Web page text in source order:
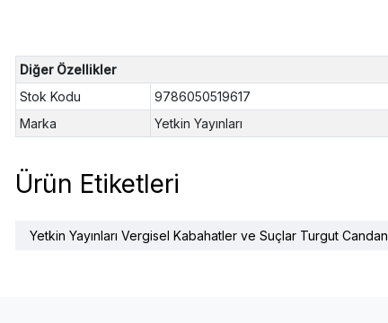
Diğer Özellikler
Stok Kodu
9786050519617
Marka
Yetkin Yayınları
Ürün Etiketleri
Yetkin Yayınları Vergisel Kabahatler ve Suçlar Turgut Candan